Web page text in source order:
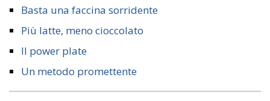
Basta una faccina sorridente
Più latte, meno cioccolato
Il power plate
Un metodo promettente